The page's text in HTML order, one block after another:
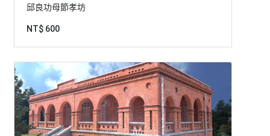
邱良功母節孝坊
NT$ 600